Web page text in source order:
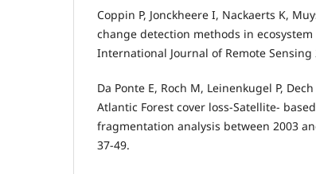
Coppin P, Jonckheere I, Nackaerts K,
change detection methods in
International Journal of Remote Sensing
Da Ponte E, Roch M, Leinenkugel P,
Atlantic Forest cover loss-Satellite-
fragmentation analysis between 2003
37-49.